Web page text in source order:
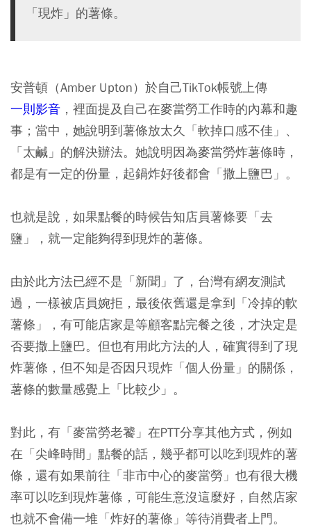
「現炸」的薯條。
安普頓（Amber Upton）於自己TikTok帳號上傳
一則影音 ，裡面提及自己在麥當勞工作時的內幕和趣
事；當中，她說明到薯條放太久「軟掉口感不佳」、
「太鹹」的解決辦法。她說明因為麥當勞炸薯條時，
都是有一定的份量，起鍋炸好後都會「撒上鹽巴」。
也就是說，如果點餐的時候告知店員薯條要「去
鹽」，就一定能夠得到現炸的薯條。
由於此方法已經不是「新聞」了，台灣有網友測試
過，一樣被店員婉拒，最後依舊還是拿到「冷掉的軟
薯條」，有可能店家是等顧客點完餐之後，才決定是
否要撒上鹽巴。但也有用此方法的人，確實得到了現
炸薯條，但不知是否因只現炸「個人份量」的關係，
薯條的數量感覺上「比較少」。
對此，有「麥當勞老饕」在PTT分享其他方式，例如
在「尖峰時間」點餐的話，幾乎都可以吃到現炸的薯
條，還有如果前往「非市中心的麥當勞」也有很大機
率可以吃到現炸薯條，可能生意沒這麼好，自然店家
也就不會備一堆「炸好的薯條」等待消費者上門。